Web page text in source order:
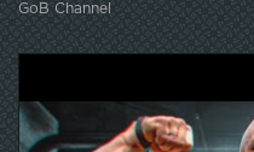
GoB Channel